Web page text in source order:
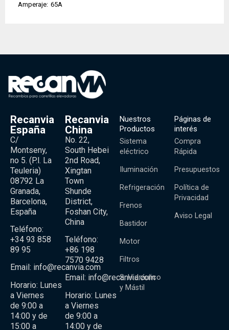
Amperaje: 65A
Recanvia
España
C/
Montseny,
no 5. (P.l. La
Teuleria)
08792 La
Granada,
Barcelona,
España
Teléfono:
+34 93 858
89 95
Email: info@recanvia.com
Horario: Lunes
a Viernes
de 9:00 a
14:00 y de
15:00 a
Recanvia
China
No. 22,
South Hebei
2nd Road,
Xingtan
Town
Shunde
District,
Foshan City,
China
Teléfono:
+86 198
7570 9428
Email: info@recanvia.com
Horario: Lunes
a Viernes
de 9:00 a
14:00 y de
Nuestros
Productos
Sistema
eléctrico
Iluminación
Refrigeración
Frenos
Bastidor
Motor
Filtros
S. Hidráulico
y Mástil
Páginas de
interés
Compra
Rápida
Presupuestos
Política de
Privacidad
Aviso Legal